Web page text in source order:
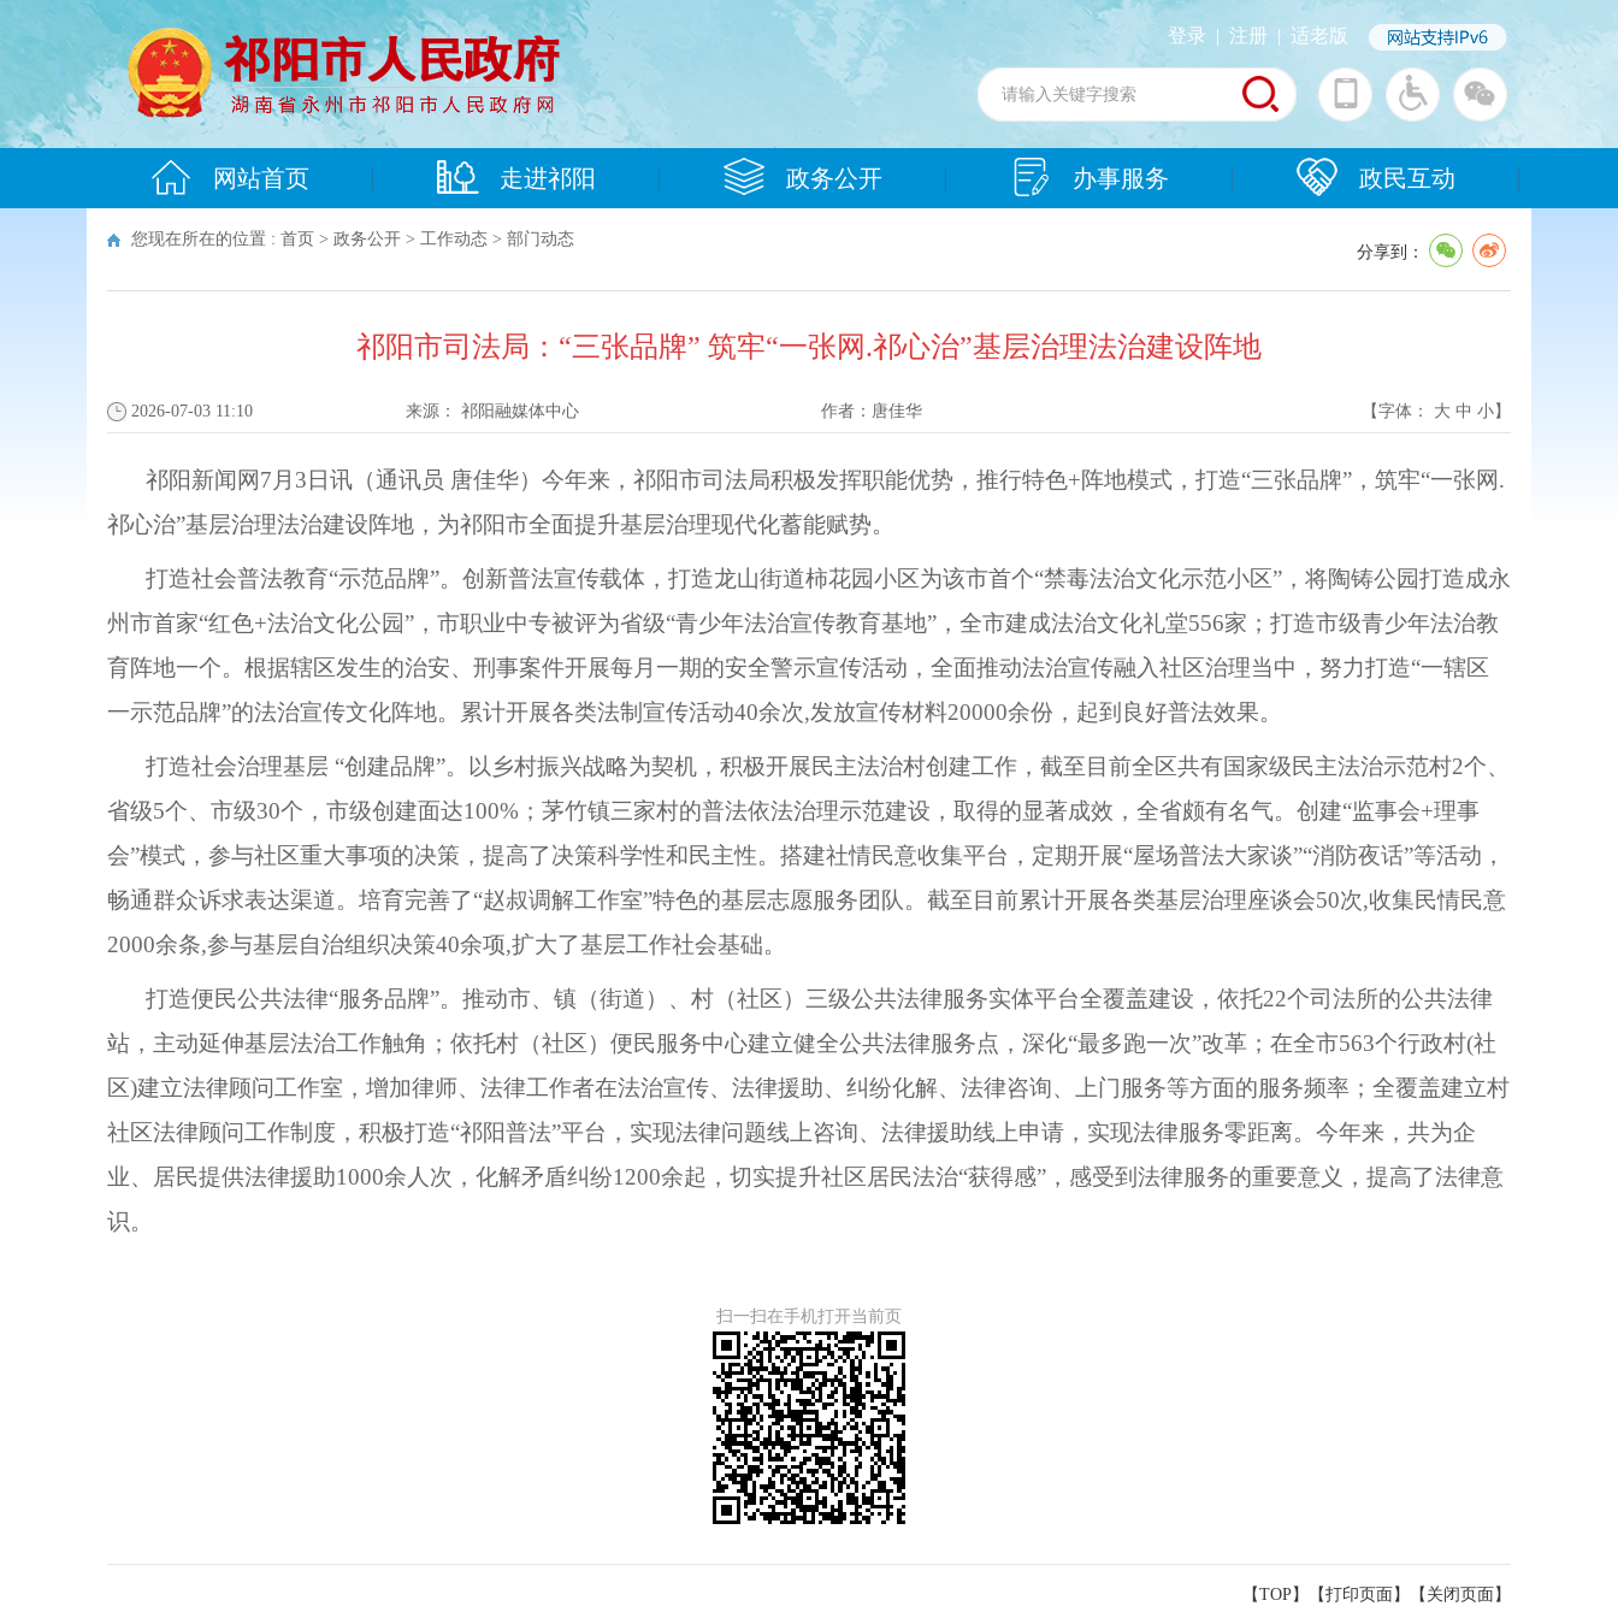
登录 | 注册 | 适老版
网站首页 走进祁阳 政务公开 办事服务 政民互动
您现在所在的位置 : 首页 > 政务公开 > 工作动态 > 部门动态
分享到：
祁阳市司法局：“三张品牌” 筑牢“一张网.祁心治”基层治理法治建设阵地
2026-07-03 11:10 来源： 祁阳融媒体中心 作者： 唐佳华 【字体： 大 中 小】
祁阳新闻网7月3日讯（通讯员 唐佳华）今年来，祁阳市司法局积极发挥职能优势，推行特色+阵地模式，打造“三张品牌”，筑牢“一张网.
祁心治”基层治理法治建设阵地，为祁阳市全面提升基层治理现代化蓄能赋势。
打造社会普法教育“示范品牌”。创新普法宣传载体，打造龙山街道柿花园小区为该市首个“禁毒法治文化示范小区”，将陶铸公园打造成永
州市首家“红色+法治文化公园”，市职业中专被评为省级“青少年法治宣传教育基地”，全市建成法治文化礼堂556家；打造市级青少年法治教
育阵地一个。根据辖区发生的治安、刑事案件开展每月一期的安全警示宣传活动，全面推动法治宣传融入社区治理当中，努力打造“一辖区
一示范品牌”的法治宣传文化阵地。累计开展各类法制宣传活动40余次,发放宣传材料20000余份，起到良好普法效果。
打造社会治理基层 “创建品牌”。以乡村振兴战略为契机，积极开展民主法治村创建工作，截至目前全区共有国家级民主法治示范村2个、
省级5个、市级30个，市级创建面达100%；茅竹镇三家村的普法依法治理示范建设，取得的显著成效，全省颇有名气。创建“监事会+理事
会”模式，参与社区重大事项的决策，提高了决策科学性和民主性。搭建社情民意收集平台，定期开展“屋场普法大家谈”“消防夜话”等活动，
畅通群众诉求表达渠道。培育完善了“赵叔调解工作室”特色的基层志愿服务团队。截至目前累计开展各类基层治理座谈会50次,收集民情民意
2000余条,参与基层自治组织决策40余项,扩大了基层工作社会基础。
打造便民公共法律“服务品牌”。推动市、镇（街道）、村（社区）三级公共法律服务实体平台全覆盖建设，依托22个司法所的公共法律
站，主动延伸基层法治工作触角；依托村（社区）便民服务中心建立健全公共法律服务点，深化“最多跑一次”改革；在全市563个行政村(社
区)建立法律顾问工作室，增加律师、法律工作者在法治宣传、法律援助、纠纷化解、法律咨询、上门服务等方面的服务频率；全覆盖建立村
社区法律顾问工作制度，积极打造“祁阳普法”平台，实现法律问题线上咨询、法律援助线上申请，实现法律服务零距离。今年来，共为企
业、居民提供法律援助1000余人次，化解矛盾纠纷1200余起，切实提升社区居民法治“获得感”，感受到法律服务的重要意义，提高了法律意
识。
扫一扫在手机打开当前页
【TOP】 【打印页面 】【 关闭页面 】